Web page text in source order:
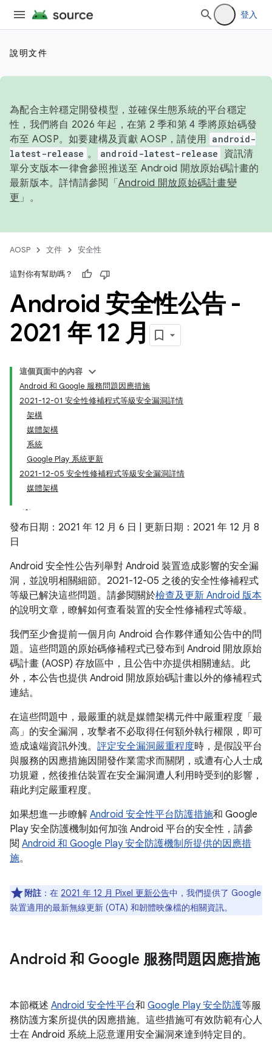
登入
說明文件
為配合主幹穩定開發模型，並確保生態系統的平台穩定
性，我們將自 2026 年起，在第 2 季和第 4 季將原始碼發
布至 AOSP。如要建構及貢獻 AOSP，請使用 android-
latest-release 。 android-latest-release
資訊清
單分支版本一律會參照推送至 Android 開放原始碼計畫的
最新版本。詳情請參閱「 Android 開放原始碼計畫變
更 」。
AOSP 文件 安全性
這對你有幫助嗎？
Android 安全性公告 -
2021 年 12 月
這個頁面中的內容
Android 和 Google 服務問題因應措施
2021-12-01 安全性修補程式等級安全漏洞詳情
架構
媒體架構
系統
Google Play 系統更新
2021-12-05 安全性修補程式等級安全漏洞詳情
媒體架構
發布日期：2021 年 12 月 6 日 | 更新日期：2021 年 12 月 8
日
Android 安全性公告列舉對 Android 裝置造成影響的安全漏
洞，並說明相關細節。2021-12-05 之後的安全性修補程式
等級已解決這些問題。請參閱關於檢查及更新 Android 版本
的說明文章，瞭解如何查看裝置的安全性修補程式等級。
我們至少會提前一個月向 Android 合作夥伴通知公告中的問
題。這些問題的原始碼修補程式已發布到 Android 開放原始
碼計畫 (AOSP) 存放區中，且公告中亦提供相關連結。此
外，本公告也提供 Android 開放原始碼計畫以外的修補程式
連結。
在這些問題中，最嚴重的就是媒體架構元件中嚴重程度「最
高」的安全漏洞，攻擊者不必取得任何額外執行權限，即可
造成遠端資訊外洩。 評定安全漏洞嚴重程度時，是假設平台
與服務的因應措施因開發作業需求而關閉，或遭有心人士成
功規避，然後推估裝置在安全漏洞遭人利用時受到的影響，
藉此判定嚴重程度。
如果想進一步瞭解 Android 安全性平台防護措施和 Google
Play 安全防護機制如何加強 Android 平台的安全性，請參
閱 Android 和 Google Play 安全防護機制所提供的因應措
施。
附註 ：在 2021 年 12 月 Pixel 更新公告中，我們提供了 Google
裝置適用的最新無線更新 (OTA) 和韌體映像檔的相關資訊。
Android 和 Google 服務問題因應措施
本節概述 Android 安全性平台和 Google Play 安全防護等服
務防護方案所提供的因應措施。這些措施可有效防範有心人
士在 Android 系統上惡意運用安全漏洞來達到特定目的。